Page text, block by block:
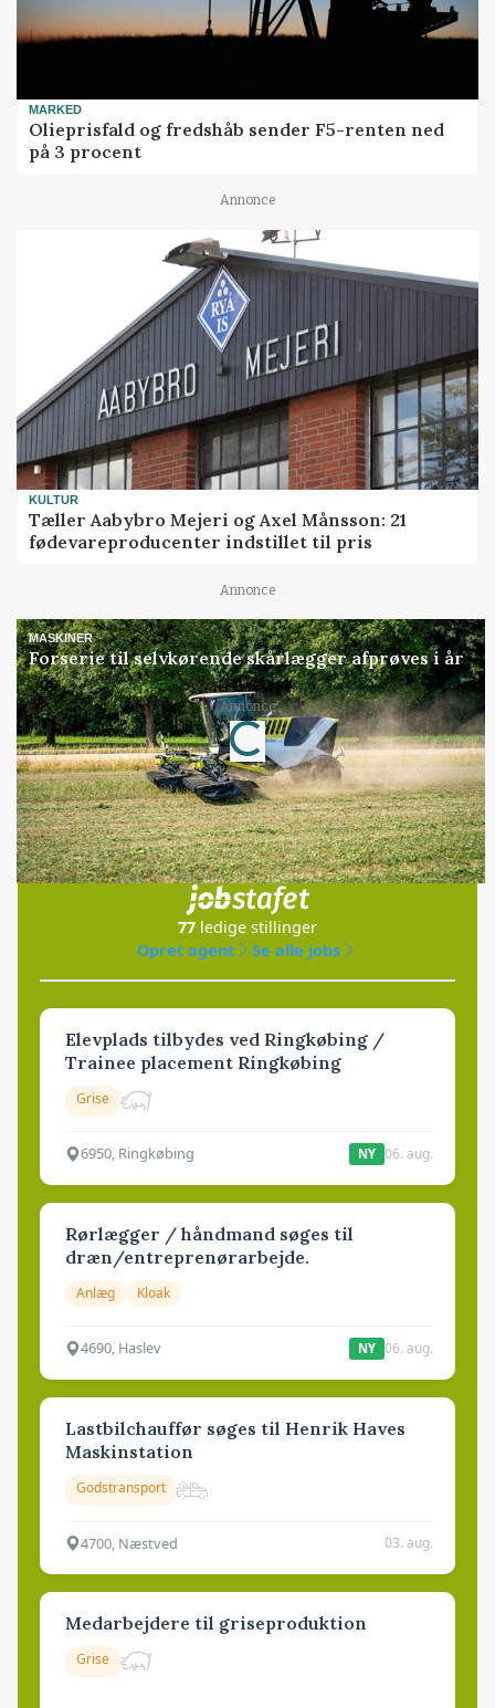
MARKED
Olieprisfald og fredshåb sender F5-renten ned
på 3 procent
Annonce
KULTUR
Tæller Aabybro Mejeri og Axel Månsson: 21
fødevareproducenter indstillet til pris
Annonce
MASKINER
Forserie til selvkørende skårlægger afprøves i år
Annonce
Loading...
Jobs
i samarbejde med
77 ledige stillinger
Opret agent
Se alle jobs
Elevplads tilbydes ved Ringkøbing /
Trainee placement Ringkøbing
Grise
6950, Ringkøbing NY 06. aug.
Rørlægger / håndmand søges til
dræn/entreprenørarbejde.
Anlæg Kloak
4690, Haslev NY 06. aug.
Lastbilchauffør søges til Henrik Haves
Maskinstation
Godstransport
4700, Næstved 03. aug.
Medarbejdere til griseproduktion
Grise